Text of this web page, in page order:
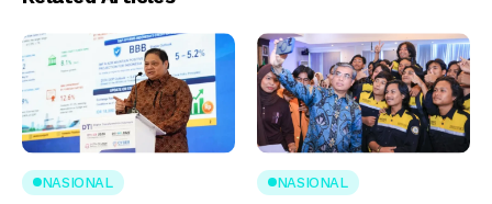
NASIONAL NASIONAL